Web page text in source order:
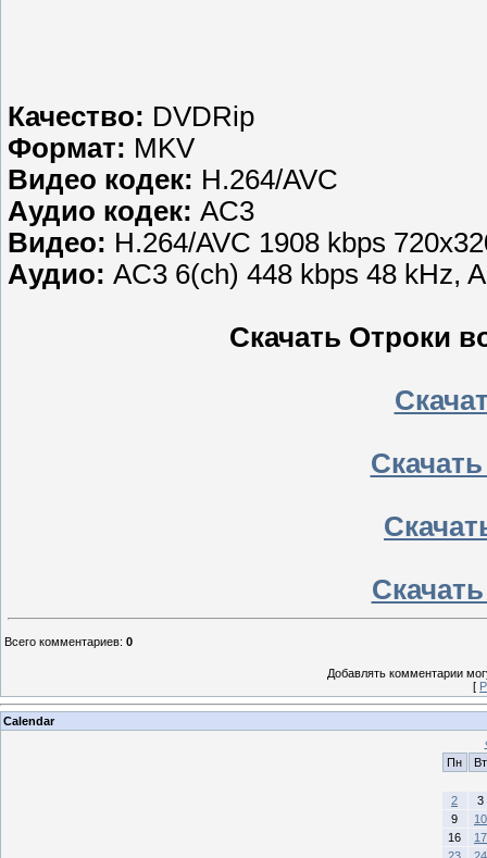
Качество: DVDRip
Формат: MKV
Видео кодек: H.264/AVC
Аудио кодек: AC3
Видео: H.264/AVC 1908 kbps
Аудио: AC3 6(ch) 448 kbps 48 kHz,
Скачать Отроки
Всего комментариев: 0
Добавлять комментарии
[
Calendar
Пн
Вт
2
3
9
10
16
17